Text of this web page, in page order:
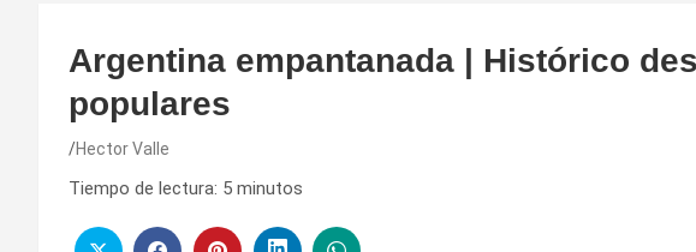
Argentina empantanada | Histórico
populares
Hector Valle
Tiempo de lectura: 5 minutos